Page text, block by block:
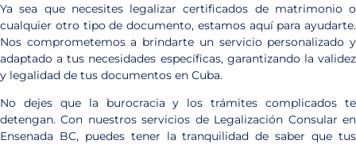
Ya sea que necesites legalizar certificados de matrimonio o
cualquier otro tipo de documento, estamos aquí para ayudarte.
Nos comprometemos a brindarte un servicio personalizado y
adaptado a tus necesidades específicas, garantizando la validez
y legalidad de tus documentos en Cuba.
No dejes que la burocracia y los trámites complicados te
detengan. Con nuestros servicios de Legalización Consular en
Ensenada BC, puedes tener la tranquilidad de saber que tus